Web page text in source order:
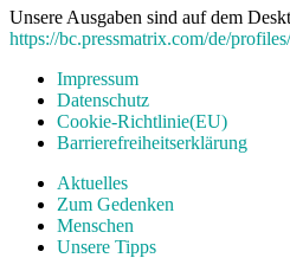
Unsere Ausgaben sind auf dem
https://bc.pressmatrix.com/de/
Impressum
Datenschutz
Cookie-Richtlinie(EU)
Barrierefreiheitserklärung
Aktuelles
Zum Gedenken
Menschen
Unsere Tipps